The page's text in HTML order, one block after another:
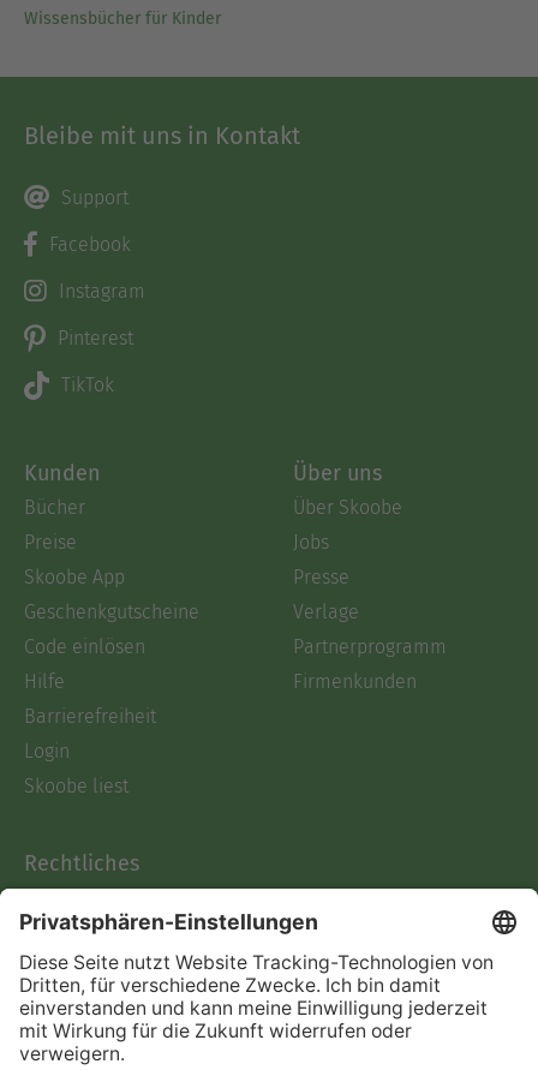
Wissensbücher für Kinder
Bleibe mit uns in Kontakt
Support
Facebook
Instagram
Pinterest
TikTok
Kunden
Bücher
Preise
Skoobe App
Geschenkgutscheine
Code einlösen
Hilfe
Barrierefreiheit
Login
Skoobe liest
Über uns
Über Skoobe
Jobs
Presse
Verlage
Partnerprogramm
Firmenkunden
Rechtliches
AGB
Informationen nach Data
Act
Verträge hier kündigen